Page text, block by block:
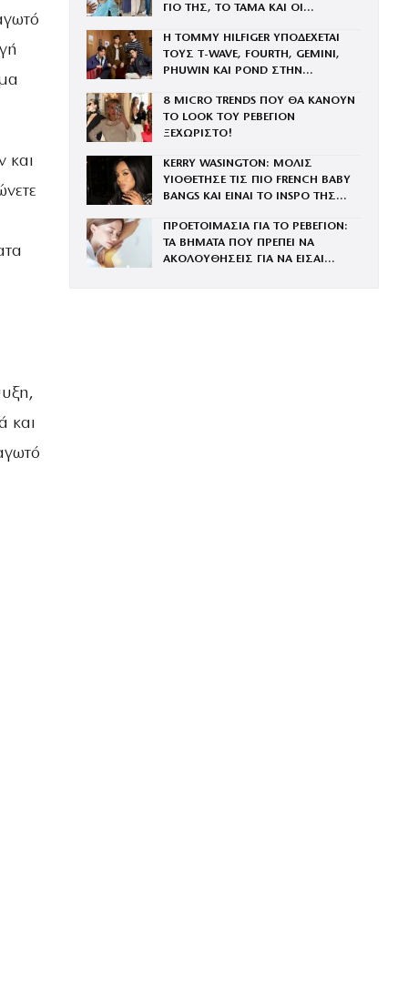
και
και
ΓΙΟ ΤΗΣ, ΤΟ ΤΑΜΑ ΚΑΙ ΟΙ
ΑΓΙΟΥ
Η TOMMY HILFIGER ΥΠΟΔΕΧΕΤΑΙ
ΤΟΥΣ Τ-WAVE, FOURTH, GEMINI,
PHUWIN ΚΑΙ POND ΣΤΗΝ
8 MICRO TRENDS ΠΟΥ ΘΑ ΚΑΝΟΥΝ
ΤΟ LOOK ΤΟΥ ΡΕΒΕΓΙΟΝ
ΞΕΧΩΡΙΣΤΟ!
KERRY WASINGTON: ΜΟΛΙΣ
ΥΙΟΘΕΤΗΣΕ ΤΙΣ ΠΙΟ FRENCH BABY
BANGS ΚΑΙ ΕΙΝΑΙ ΤΟ INSPO ΤΗΣ
ΠΡΟΕΤΟΙΜΑΣΙΑ ΓΙΑ ΤΟ ΡΕΒΕΓΙΟΝ:
ΤΑ ΒΗΜΑΤΑ ΠΟΥ ΠΡΕΠΕΙ ΝΑ
ΑΚΟΛΟΥΘΗΣΕΙΣ ΓΙΑ ΝΑ ΕΙΣΑΙ